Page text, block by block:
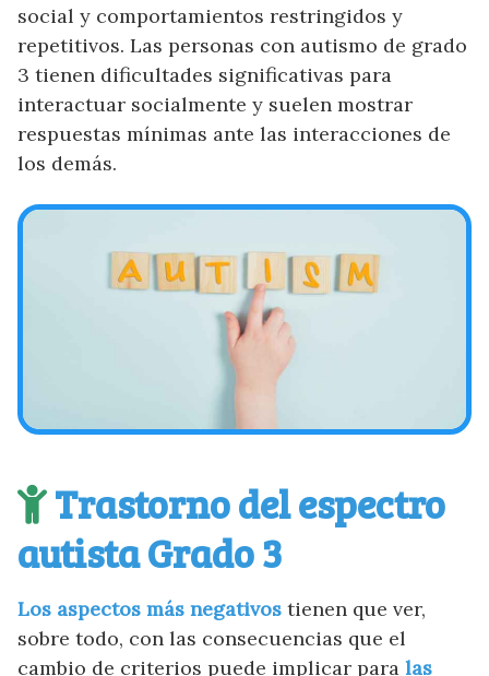
social y comportamientos restringidos y
repetitivos. Las personas con autismo de grado
3 tienen dificultades significativas para
interactuar socialmente y suelen mostrar
respuestas mínimas ante las interacciones de
los demás.
Trastorno del espectro
autista Grado 3
Los aspectos más negativos tienen que ver,
sobre todo, con las consecuencias que el
cambio de criterios puede implicar para las